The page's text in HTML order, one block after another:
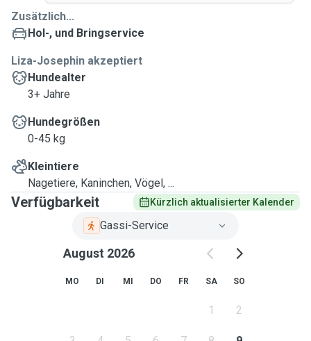
Zusätzlich...
Hol-, und Bringservice
Liza-Josephin akzeptiert
Hundealter
3+ Jahre
Hundegrößen
0-45 kg
Kleintiere
Nagetiere, Kaninchen, Vögel, ...
Verfügbarkeit Kürzlich aktualisierter Kalender
Gassi-Service
August 2026
MO DI MI DO FR SA SO
1 2